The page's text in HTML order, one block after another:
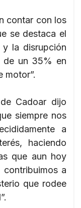
contar con los
se destaca el
la disrupción
de un 35% en
motor”.
Cadoar dijo
siempre nos
a
haciendo
que aun hoy
a
que rodee